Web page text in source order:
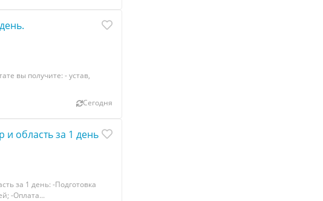
вы получите: - устав,
Сегодня
область за 1 день
за 1 день: -Подготовка
-Оплата...